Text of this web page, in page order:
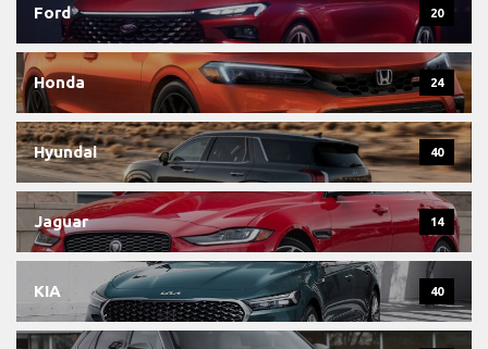
Ford 20
Honda 24
Hyundai 40
Jaguar 14
KIA 40